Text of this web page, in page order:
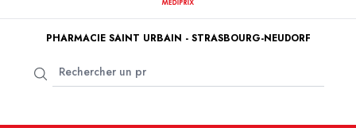
PHARMACIE SAINT URBAIN - STRASBOURG-NEUDORF